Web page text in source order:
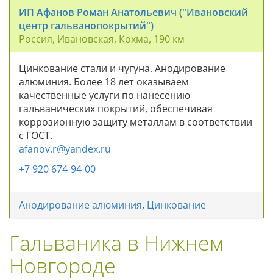
ИП Афанов Роман Анатольевич ("Ивановский
центр гальванопокрытий")
Россия, Ивановская, Кохма, 190 км
Цинкование стали и чугуна. Анодирование
алюминия. Более 18 лет оказываем
качественные услуги по нанесению
гальванических покрытий, обеспечивая
коррозионную защиту металлам в соответствии
с ГОСТ.
afanov.r@yandex.ru
+7 920 674-94-00
Анодирование алюминия, Цинкование
Гальваника в Нижнем
Новгороде